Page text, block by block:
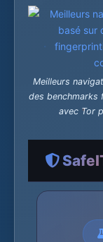
Meilleurs
des benchmarks
avec Tor